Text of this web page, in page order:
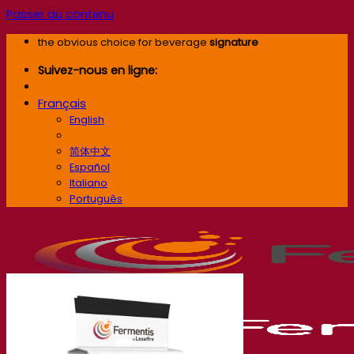
Passer au contenu
the obvious choice for beverage signature
Suivez-nous en ligne:
Français
English
简体中文
Español
Italiano
Português